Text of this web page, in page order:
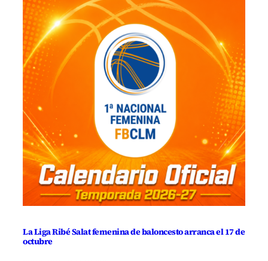
La Liga Ribé Salat femenina de baloncesto arranca el 17 de
octubre